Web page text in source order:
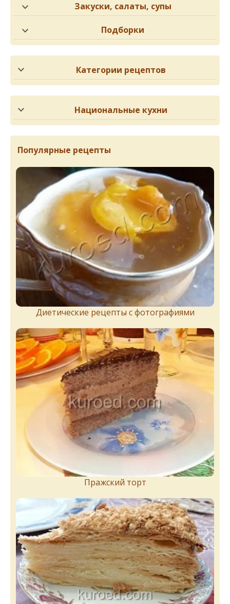
Закуски, салаты, супы
Подборки
Категории рецептов
Национальные кухни
Популярные рецепты
Диетические рецепты с фотографиями
Пражский торт